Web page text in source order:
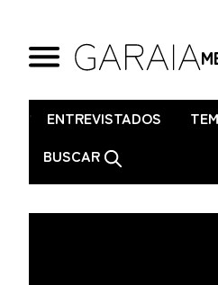
. ENTREVISTADOS
BUSCAR